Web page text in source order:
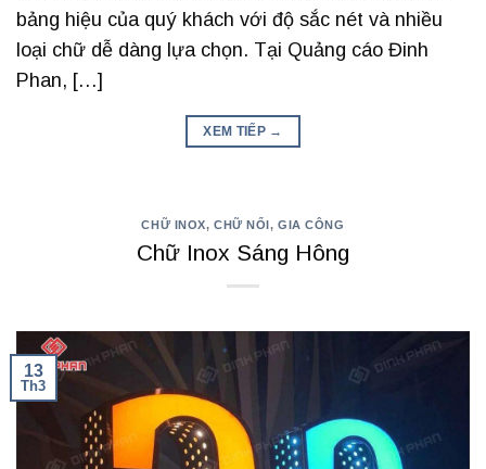
bảng hiệu của quý khách với độ sắc nét và nhiều
loại chữ dễ dàng lựa chọn. Tại Quảng cáo Đinh
Phan, […]
XEM TIẾP →
CHỮ INOX,CHỮ NỔI,GIA CÔNG
Chữ Inox Sáng Hông
13
Th3